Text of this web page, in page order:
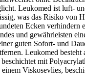
Leukomed ist luft-
was das Risiko von
Ecken verhindern
und gewährleisten
guten Sofort- und
Leukomed besteht
mit
Viskosevlies,